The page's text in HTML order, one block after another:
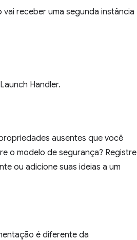
receber uma segunda instância
Handler.
ausentes que você
o modelo de segurança? Registre
ou adicione suas ideias a um
é diferente da